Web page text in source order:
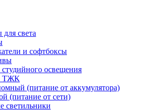
для света
и софтбоксы
освещения
ТЖК
(питание от аккумулятора)
(питание от сети)
светильники